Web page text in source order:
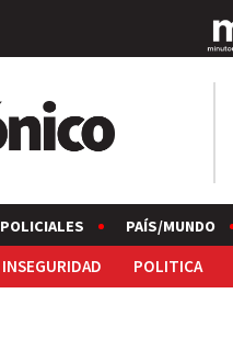
POLICIALES PAÍS/MUNDO
INSEGURIDAD POLITICA